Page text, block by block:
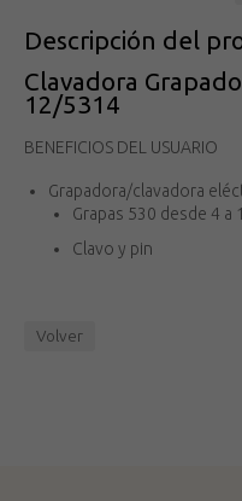
Descripción del
Clavadora
12/5314
BENEFICIOS DEL USUARIO
Grapadora/clavadora
Grapas 530 desde 4 a
Clavo y pin
Volver